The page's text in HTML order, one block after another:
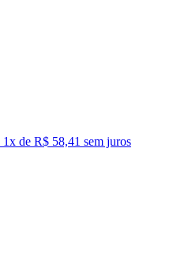
1x de R$ 58,41 sem juros